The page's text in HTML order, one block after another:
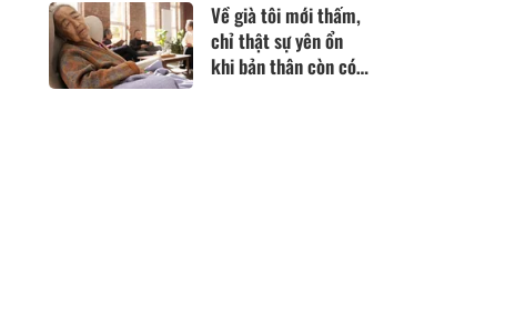
Về già tôi mới thấm,
chỉ thật sự yên ổn
khi bản thân còn có